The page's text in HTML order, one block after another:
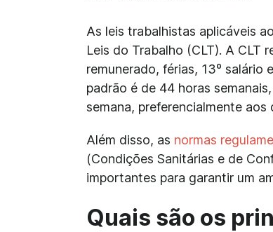
As leis trabalhistas aplicáveis
Leis do Trabalho (CLT). A CLT
remunerado, férias, 13º salário
padrão é de 44 horas
semana, preferencialmente aos
Além disso, as normas
(Condições Sanitárias e de
importantes para garantir um
Quais são os